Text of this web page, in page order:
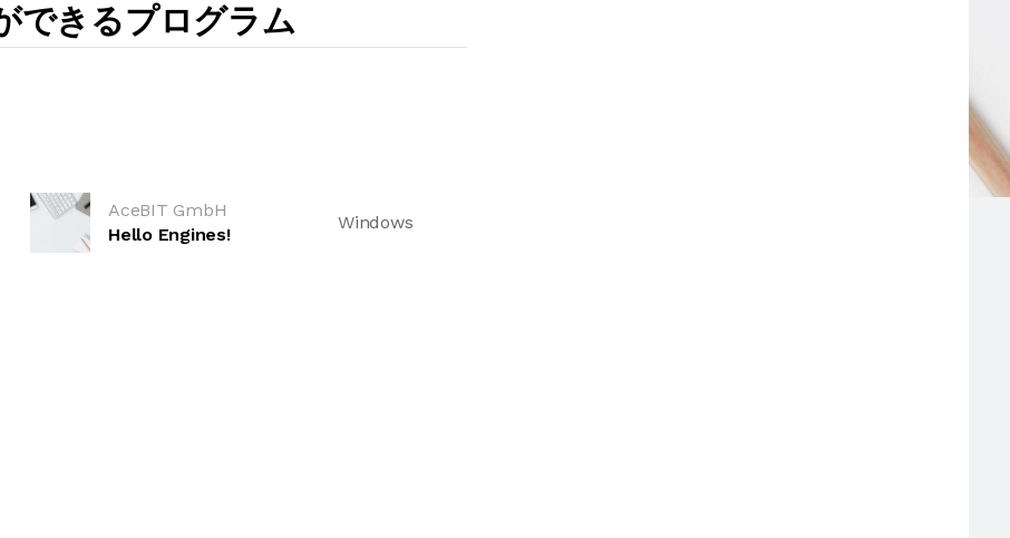
できるプログラム
AceBIT GmbH
Hello Engines!
Windows